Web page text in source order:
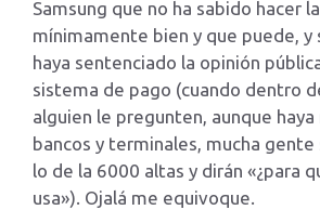
Samsung que no ha sabido hacer
mínimamente bien y que puede, y
haya sentenciado la opinión
sistema de pago (cuando dentro
alguien le pregunten, aunque haya
bancos y terminales, mucha
lo de la 6000 altas y dirán «¿para
usa»). Ojalá me equivoque.